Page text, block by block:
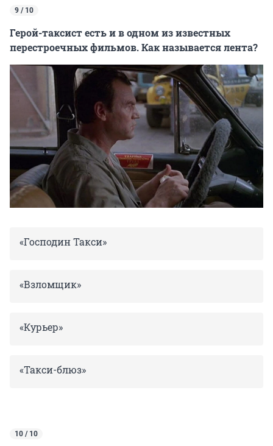
9 / 10
Герой-таксист есть и в одном из известных
перестроечных фильмов. Как называется лента?
«Господин Такси»
«Взломщик»
«Курьер»
«Такси-блюз»
10 / 10